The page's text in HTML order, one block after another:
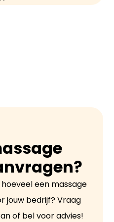
een massage
jouw bedrijf? Vraag
of bel voor advies!